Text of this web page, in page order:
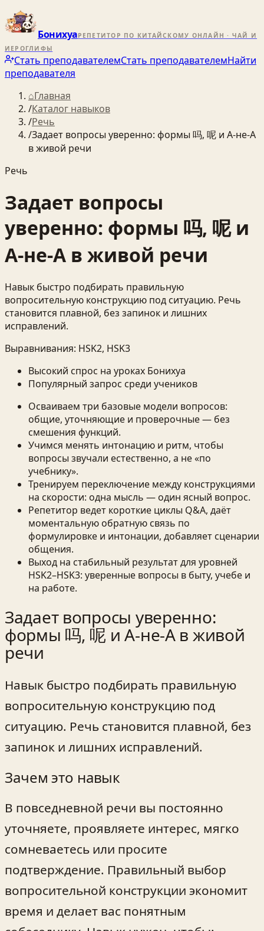
БонихуаРЕПЕТИТОР ПО КИТАЙСКОМУ ОНЛАЙН · ЧАЙ И
ИЕРОГЛИФЫ
Стать преподавателемСтать преподавателемНайти
преподавателя
⌂Главная
/Каталог навыков
/Речь
/Задает вопросы уверенно: формы 吗, 呢 и A‑не‑A
в живой речи
Речь
Задает вопросы
уверенно: формы 吗, 呢 и
A‑не‑A в живой речи
Навык быстро подбирать правильную
вопросительную конструкцию под ситуацию. Речь
становится плавной, без запинок и лишних
исправлений.
Выравнивания: HSK2, HSK3
Высокий спрос на уроках Бонихуа
Популярный запрос среди учеников
Осваиваем три базовые модели вопросов:
общие, уточняющие и проверочные — без
смешения функций.
Учимся менять интонацию и ритм, чтобы
вопросы звучали естественно, а не «по
учебнику».
Тренируем переключение между конструкциями
на скорости: одна мысль — один ясный вопрос.
Репетитор ведет короткие циклы Q&A, даёт
моментальную обратную связь по
формулировке и интонации, добавляет сценарии
общения.
Выход на стабильный результат для уровней
HSK2–HSK3: уверенные вопросы в быту, учебе и
на работе.
Задает вопросы уверенно:
формы 吗, 呢 и A‑не‑A в живой
речи
Навык быстро подбирать правильную
вопросительную конструкцию под
ситуацию. Речь становится плавной, без
запинок и лишних исправлений.
Зачем это навык
В повседневной речи вы постоянно
уточняете, проявляете интерес, мягко
сомневаетесь или просите
подтверждение. Правильный выбор
вопросительной конструкции экономит
время и делает вас понятным